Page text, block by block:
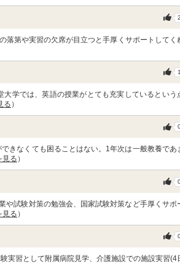
2
落第や実習の欠席が目立つと手厚くサポートしてく
1
学では、英語の授業がとても充実しているという
る ）
きなくても困ることはない。1年次は一般教養であ
見る ）
や試験対策の勉強会、国家試験対策など手厚くサポ
見る ）
実習として附属病院見学、介護施設での施設実習(4